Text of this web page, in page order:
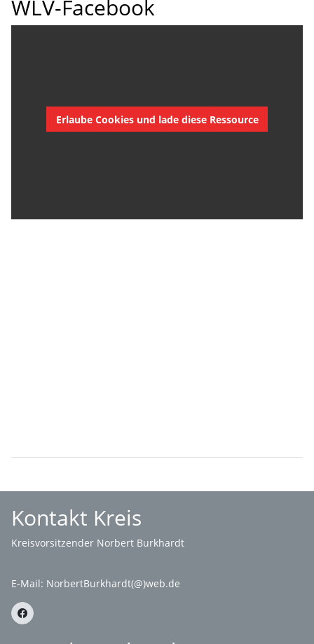
WLV-Facebook
Erlaube Cookies und lade diese Ressource
Kontakt Kreis
Kreisvorsitzender Norbert Burkhardt
E-Mail: NorbertBurkhardt(@)web.de